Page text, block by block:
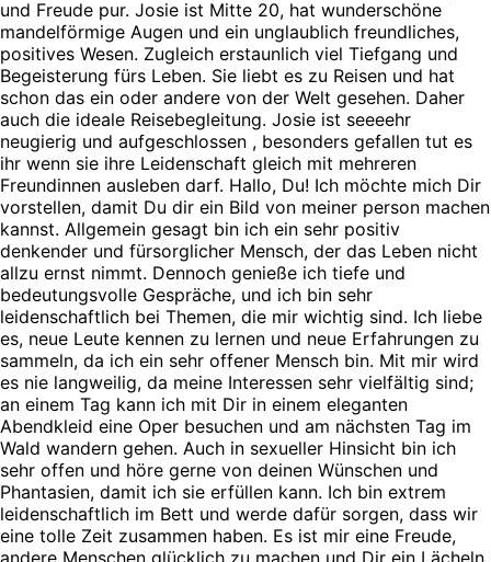
und Freude pur. Josie ist Mitte 20, hat wunderschöne
mandelförmige Augen und ein unglaublich freundliches,
positives Wesen. Zugleich erstaunlich viel Tiefgang und
Begeisterung fürs Leben. Sie liebt es zu Reisen und hat
schon das ein oder andere von der Welt gesehen. Daher
auch die ideale Reisebegleitung. Josie ist seeeehr
neugierig und aufgeschlossen , besonders gefallen tut es
ihr wenn sie ihre Leidenschaft gleich mit mehreren
Freundinnen ausleben darf. Hallo, Du! Ich möchte mich Dir
vorstellen, damit Du dir ein Bild von meiner person machen
kannst. Allgemein gesagt bin ich ein sehr positiv
denkender und fürsorglicher Mensch, der das Leben nicht
allzu ernst nimmt. Dennoch genieße ich tiefe und
bedeutungsvolle Gespräche, und ich bin sehr
leidenschaftlich bei Themen, die mir wichtig sind. Ich liebe
es, neue Leute kennen zu lernen und neue Erfahrungen zu
sammeln, da ich ein sehr offener Mensch bin. Mit mir wird
es nie langweilig, da meine Interessen sehr vielfältig sind;
an einem Tag kann ich mit Dir in einem eleganten
Abendkleid eine Oper besuchen und am nächsten Tag im
Wald wandern gehen. Auch in sexueller Hinsicht bin ich
sehr offen und höre gerne von deinen Wünschen und
Phantasien, damit ich sie erfüllen kann. Ich bin extrem
leidenschaftlich im Bett und werde dafür sorgen, dass wir
eine tolle Zeit zusammen haben. Es ist mir eine Freude,